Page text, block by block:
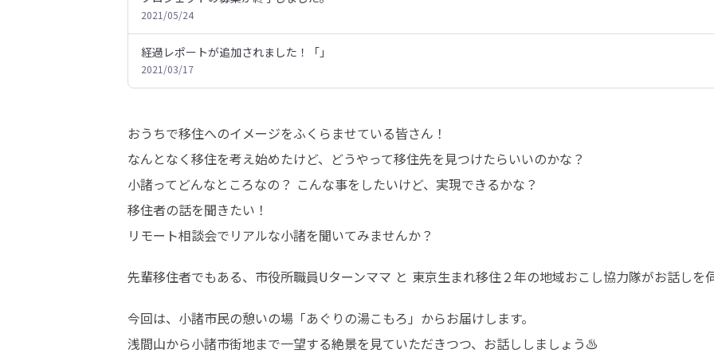
2021/05/24
経過レポートが追加されました！「」
2021/03/17
おうちで移住へのイメージをふくらませている皆さん！
なんとなく移住を考え始めたけど、どうやって移住先を見つけたらいいのかな？
小諸ってどんなところなの？ こんな事をしたいけど、実現できるかな？
移住者の話を聞きたい！
リモート相談会でリアルな小諸を聞いてみませんか？
先輩移住者でもある、市役所職員Uターンママ と 東京生まれ移住２年の地域おこし協力隊がお話しを伺
今回は、小諸市民の憩いの場「あぐりの湯こもろ」からお届けします。
浅間山から小諸市街地まで一望する絶景を見ていただきつつ、お話ししましょう♨